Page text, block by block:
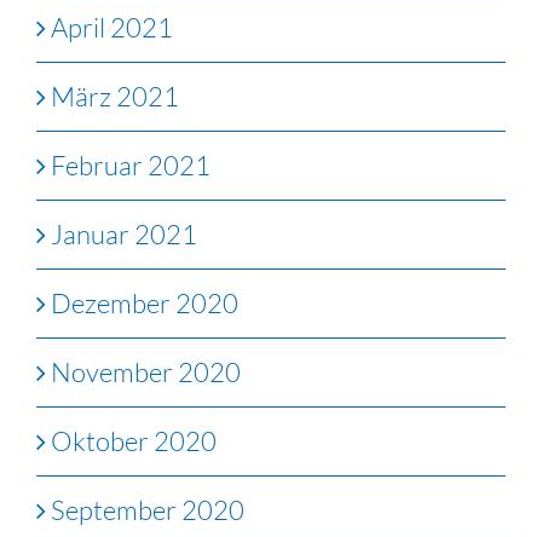
April 2021
März 2021
Februar 2021
Januar 2021
Dezember 2020
November 2020
Oktober 2020
September 2020